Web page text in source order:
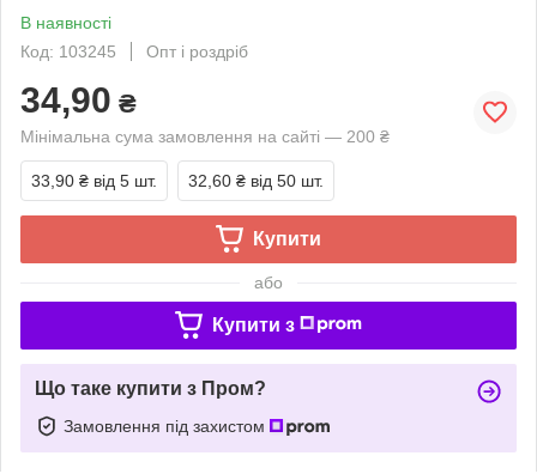
В наявності
Код: 103245
Опт і роздріб
34,90 ₴
Мінімальна сума замовлення на сайті — 200 ₴
33,90 ₴ від 5 шт. 32,60 ₴ від 50 шт.
Купити
або
Купити з
Що таке купити з Пром?
Замовлення під захистом